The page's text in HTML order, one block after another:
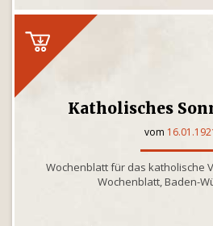
Katholisches
vom
Wochenblatt für das katholische
Wochenblatt, Baden-